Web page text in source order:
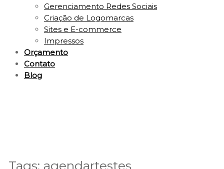
Gerenciamento Redes Sociais
Criação de Logomarcas
Sites e E-commerce
Impressos
Orçamento
Contato
Blog
Tags: agendartestes